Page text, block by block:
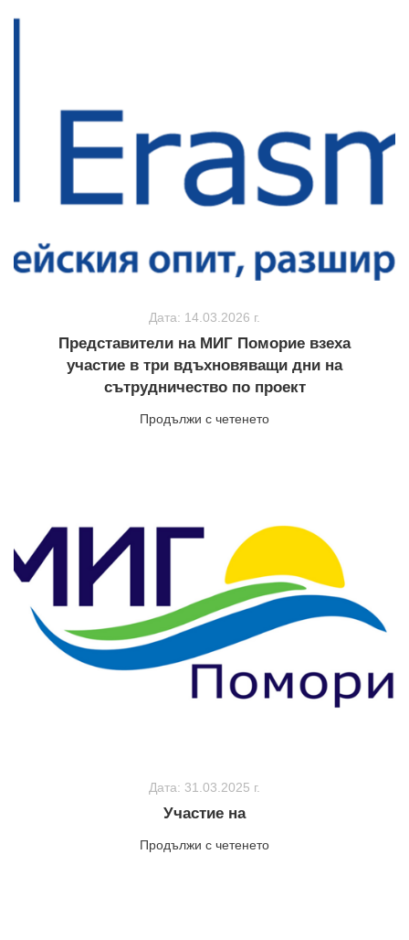
Дата: 14.03.2026 г.
Представители на МИГ Поморие взеха
участие в три вдъхновяващи дни на
сътрудничество по проект
Продължи с четенето
Дата: 31.03.2025 г.
Участие на
Продължи с четенето